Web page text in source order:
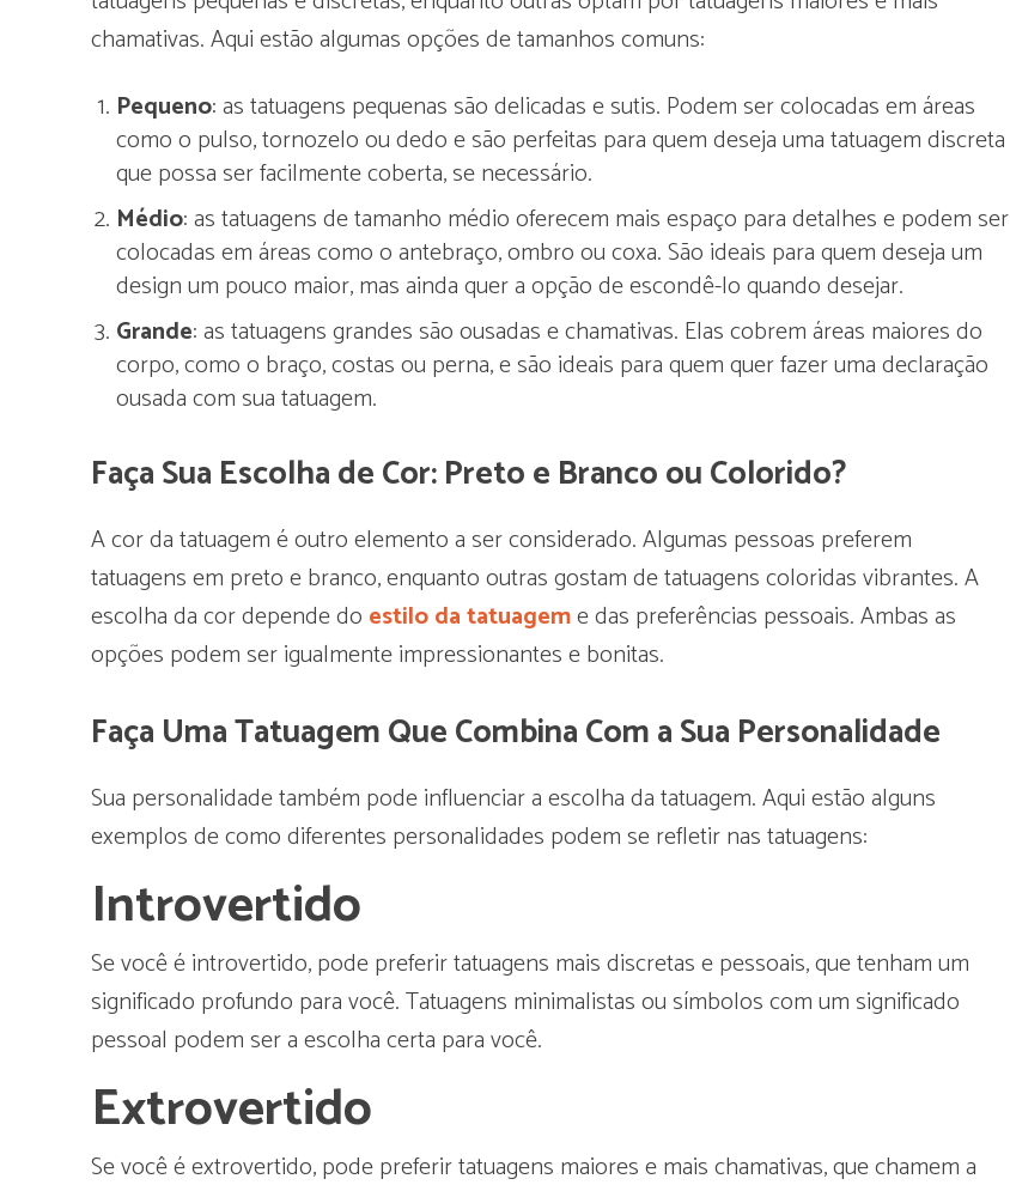
chamativas. Aqui estão algumas opções de tamanhos comuns:
Pequeno: as tatuagens pequenas são delicadas e sutis. Podem ser colocadas em áreas
como o pulso, tornozelo ou dedo e são perfeitas para quem deseja uma tatuagem discreta
que possa ser facilmente coberta, se necessário.
Médio: as tatuagens de tamanho médio oferecem mais espaço para detalhes e podem ser
colocadas em áreas como o antebraço, ombro ou coxa. São ideais para quem deseja um
design um pouco maior, mas ainda quer a opção de escondê-lo quando desejar.
Grande: as tatuagens grandes são ousadas e chamativas. Elas cobrem áreas maiores do
corpo, como o braço, costas ou perna, e são ideais para quem quer fazer uma declaração
ousada com sua tatuagem.
Faça Sua Escolha de Cor: Preto e Branco ou Colorido?
A cor da tatuagem é outro elemento a ser considerado. Algumas pessoas preferem
tatuagens em preto e branco, enquanto outras gostam de tatuagens coloridas vibrantes. A
escolha da cor depende do estilo da tatuageme das preferências pessoais. Ambas as
opções podem ser igualmente impressionantes e bonitas.
Faça Uma Tatuagem Que Combina Com a Sua Personalidade
Sua personalidade também pode influenciar a escolha da tatuagem. Aqui estão alguns
exemplos de como diferentes personalidades podem se refletir nas tatuagens:
Introvertido
Se você é introvertido, pode preferir tatuagens mais discretas e pessoais, que tenham um
significado profundo para você. Tatuagens minimalistas ou símbolos com um significado
pessoal podem ser a escolha certa para você.
Extrovertido
Se você é extrovertido, pode preferir tatuagens maiores e mais chamativas, que chamem a